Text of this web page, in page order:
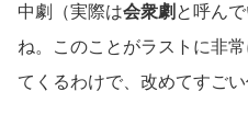
中劇（実際は会衆劇 と呼ん
ね。このことがラストに非
てくるわけで、改めてすご